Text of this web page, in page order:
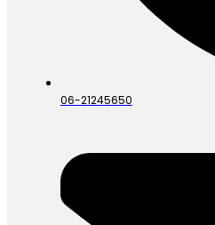
06-21245650